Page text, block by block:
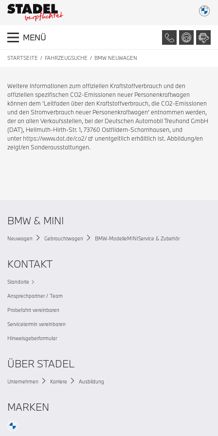
MENÜ
STARTSEITE FAHRZEUGSUCHE BMW NEUWAGEN
Weitere Informationen zum offiziellen Kraftstoffverbrauch und den
offiziellen spezifischen CO2-Emissionen neuer Personenkraftwagen
können dem 'Leitfaden über den Kraftstoffverbrauch, die CO2-Emissionen
und den Stromverbrauch neuer Personenkraftwagen' entnommen werden,
der an allen Verkaufsstellen, bei der Deutschen Automobil Treuhand GmbH
(DAT), Hellmuth-Hirth-Str. 1, 73760 Ostfildern-Scharnhausen, und
unter https://www.dat.de/co2/
unentgeltlich erhältlich ist. Abbildung/en
zeigt/en Sonderausstattungen.
BMW & MINI
Neuwagen Gebrauchtwagen BMW-ModelleMINIService & Zubehör
KONTAKT
Standorte
Ansprechpartner / Team
Probefahrt vereinbaren
Servicetermin vereinbaren
Hinweisgeberformular
ÜBER STADEL
Unternehmen Karriere Ausbildung
MARKEN